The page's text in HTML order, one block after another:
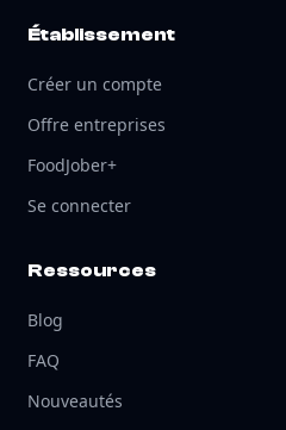
Établissement
Créer un compte
Offre entreprises
FoodJober+
Se connecter
Ressources
Blog
FAQ
Nouveautés